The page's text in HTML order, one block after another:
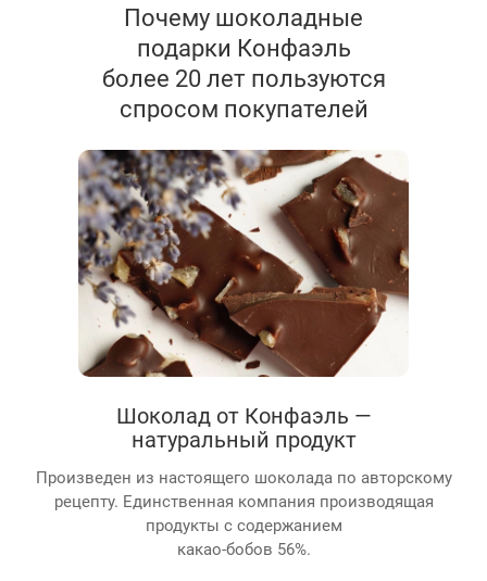
Почему шоколадные
подарки Конфаэль
более 20 лет пользуются
спросом покупателей
Шоколад от Конфаэль —
натуральный продукт
Произведен из настоящего шоколада по авторскому
рецепту. Единственная компания производящая
продукты с содержанием
какао-бобов 56%.